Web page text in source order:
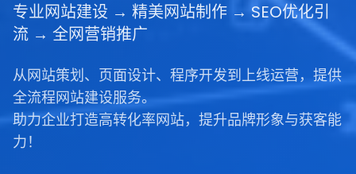
专业网站建设 → 精美网站制作 → SEO优化引
流 → 全网营销推广
从网站策划、页面设计、程序开发到上线运营，提供
全流程网站建设服务。
助力企业打造高转化率网站，提升品牌形象与获客能
力！